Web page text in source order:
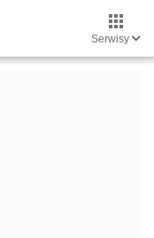
Serwisy